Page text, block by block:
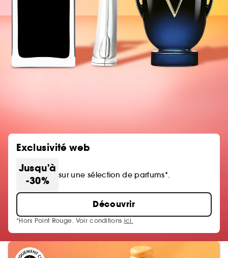
Exclusivité web
Jusqu'à
-30%
sur une sélection de parfums*.
Découvrir
*Hors Point Rouge. Voir conditions ici.